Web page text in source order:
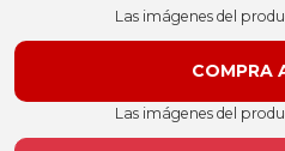
Las imágenes del
Las imágenes del